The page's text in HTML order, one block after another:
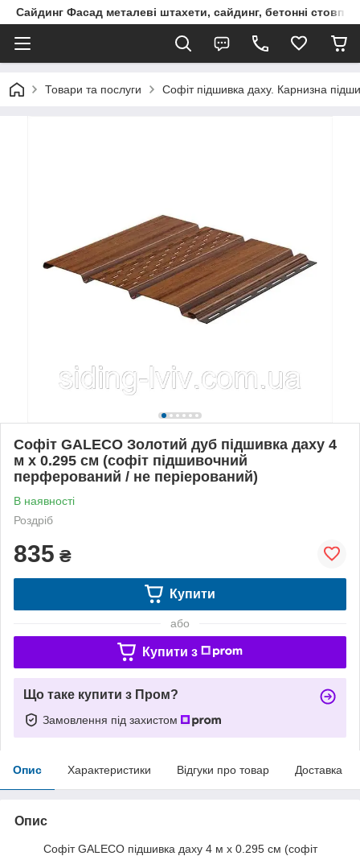
Сайдинг Фасад металеві штахети, сайдинг, бетонні
Товари та послуги Софіт підшивка даху. Карнизна
Софіт GALECO Золотий дуб підшивка даху 4
м х 0.295 см (софіт підшивочний
перферований / не періерований)
В наявності
Роздріб
835 ₴
Купити
або
Купити з
Що таке купити з Пром?
Замовлення під захистом
Опис Характеристики Відгуки про товар Доставка
Опис
Софіт GALECO підшивка даху 4 м х 0.295 см (софіт